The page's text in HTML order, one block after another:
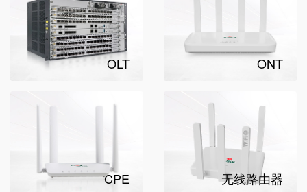
OLT ONT
CPE 无线路由器